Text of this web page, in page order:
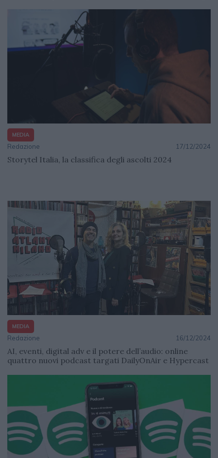
MEDIA
Redazione 17/12/2024
Storytel Italia, la classifica degli ascolti 2024
MEDIA
Redazione 16/12/2024
AI, eventi, digital adv e il potere dell’audio: online
quattro nuovi podcast targati DailyOnAir e Hypercast